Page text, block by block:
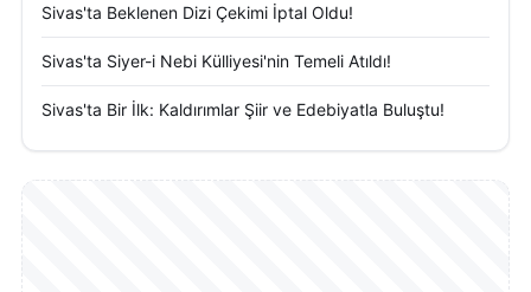
Sivas'ta Beklenen Dizi Çekimi İptal Oldu!
Sivas'ta Siyer-i Nebi Külliyesi'nin Temeli Atıldı!
Sivas'ta Bir İlk: Kaldırımlar Şiir ve Edebiyatla Buluştu!